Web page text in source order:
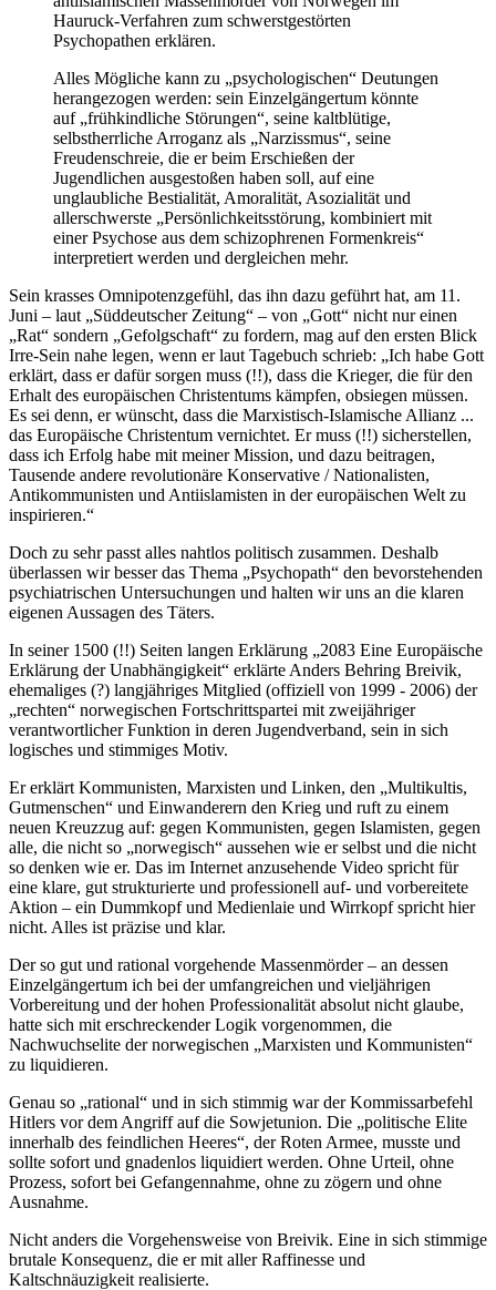
Hauruck-Verfahren zum schwerstgestörten
Psychopathen erklären.
Alles Mögliche kann zu „psychologischen“ Deutungen
herangezogen werden: sein Einzelgängertum könnte
auf „frühkindliche Störungen“, seine kaltblütige,
selbstherrliche Arroganz als „Narzissmus“, seine
Freudenschreie, die er beim Erschießen der
Jugendlichen ausgestoßen haben soll, auf eine
unglaubliche Bestialität, Amoralität, Asozialität und
allerschwerste „Persönlichkeitsstörung, kombiniert mit
einer Psychose aus dem schizophrenen Formenkreis“
interpretiert werden und dergleichen mehr.
Sein krasses Omnipotenzgefühl, das ihn dazu geführt hat, am 11.
Juni – laut „Süddeutscher Zeitung“ – von „Gott“ nicht nur einen
„Rat“ sondern „Gefolgschaft“ zu fordern, mag auf den ersten Blick
Irre-Sein nahe legen, wenn er laut Tagebuch schrieb: „Ich habe Gott
erklärt, dass er dafür sorgen muss (!!), dass die Krieger, die für den
Erhalt des europäischen Christentums kämpfen, obsiegen müssen.
Es sei denn, er wünscht, dass die Marxistisch-Islamische Allianz ...
das Europäische Christentum vernichtet. Er muss (!!) sicherstellen,
dass ich Erfolg habe mit meiner Mission, und dazu beitragen,
Tausende andere revolutionäre Konservative / Nationalisten,
Antikommunisten und Antiislamisten in der europäischen Welt zu
inspirieren.“
Doch zu sehr passt alles nahtlos politisch zusammen. Deshalb
überlassen wir besser das Thema „Psychopath“ den bevorstehenden
psychiatrischen Untersuchungen und halten wir uns an die klaren
eigenen Aussagen des Täters.
In seiner 1500 (!!) Seiten langen Erklärung „2083 Eine Europäische
Erklärung der Unabhängigkeit“ erklärte Anders Behring Breivik,
ehemaliges (?) langjähriges Mitglied (offiziell von 1999 - 2006) der
„rechten“ norwegischen Fortschrittspartei mit zweijähriger
verantwortlicher Funktion in deren Jugendverband, sein in sich
logisches und stimmiges Motiv.
Er erklärt Kommunisten, Marxisten und Linken, den „Multikultis,
Gutmenschen“ und Einwanderern den Krieg und ruft zu einem
neuen Kreuzzug auf: gegen Kommunisten, gegen Islamisten, gegen
alle, die nicht so „norwegisch“ aussehen wie er selbst und die nicht
so denken wie er. Das im Internet anzusehende Video spricht für
eine klare, gut strukturierte und professionell auf- und vorbereitete
Aktion – ein Dummkopf und Medienlaie und Wirrkopf spricht hier
nicht. Alles ist präzise und klar.
Der so gut und rational vorgehende Massenmörder – an dessen
Einzelgängertum ich bei der umfangreichen und vieljährigen
Vorbereitung und der hohen Professionalität absolut nicht glaube,
hatte sich mit erschreckender Logik vorgenommen, die
Nachwuchselite der norwegischen „Marxisten und Kommunisten“
zu liquidieren.
Genau so „rational“ und in sich stimmig war der Kommissarbefehl
Hitlers vor dem Angriff auf die Sowjetunion. Die „politische Elite
innerhalb des feindlichen Heeres“, der Roten Armee, musste und
sollte sofort und gnadenlos liquidiert werden. Ohne Urteil, ohne
Prozess, sofort bei Gefangennahme, ohne zu zögern und ohne
Ausnahme.
Nicht anders die Vorgehensweise von Breivik. Eine in sich stimmige
brutale Konsequenz, die er mit aller Raffinesse und
Kaltschnäuzigkeit realisierte.